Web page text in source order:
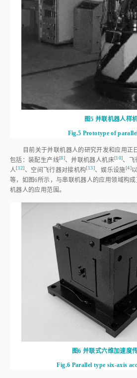
图5 并联机器人样
Fig.5 Prototype of
目前关于并联机器人的研究开发和应用正
包括：装配生产线[8]、并联机器人机床[10]、飞
人[12] 、空间飞行器对接机构[13]、娱乐设施[4]
等，如 图6所示，与串联机器人的应用领域构
机器人的应用范围。
图6 并联式六维加速度
Fig.6 Parallel type six-axis